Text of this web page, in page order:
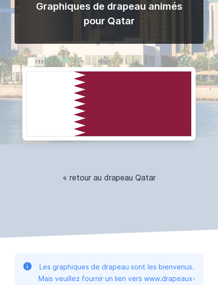
Graphiques de drapeau animés
pour Qatar
« retour au drapeau Qatar
Les graphiques de drapeau sont les bienvenus.
Mais veuillez fournir un lien vers www.drapeaux-